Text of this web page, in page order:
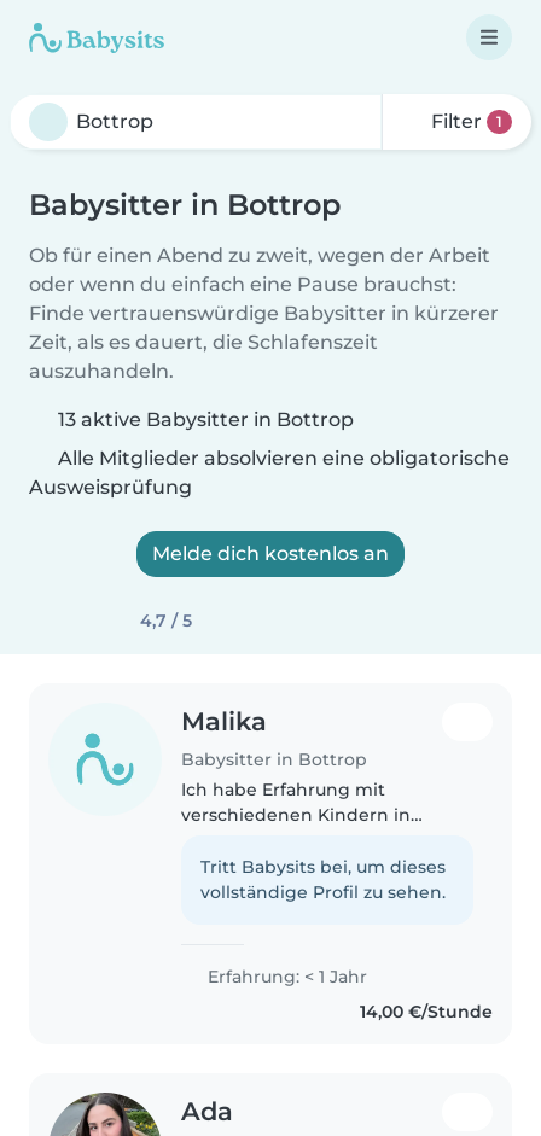
Filter 1
Babysitter in Bottrop
Ob für einen Abend zu zweit, wegen der Arbeit
oder wenn du einfach eine Pause brauchst:
Finde vertrauenswürdige Babysitter in kürzerer
Zeit, als es dauert, die Schlafenszeit
auszuhandeln.
13 aktive Babysitter in Bottrop
Alle Mitglieder absolvieren eine obligatorische
Ausweisprüfung
Melde dich kostenlos an
4,7 / 5
Malika
Babysitter in Bottrop
Ich habe Erfahrung mit
verschiedenen Kindern in
wegen meinen kleinen
Geschwistern und Cousins weil
Tritt Babysits bei, um dieses
vollständige Profil zu sehen.
Erfahrung: < 1 Jahr
14,00 €/Stunde
Ada